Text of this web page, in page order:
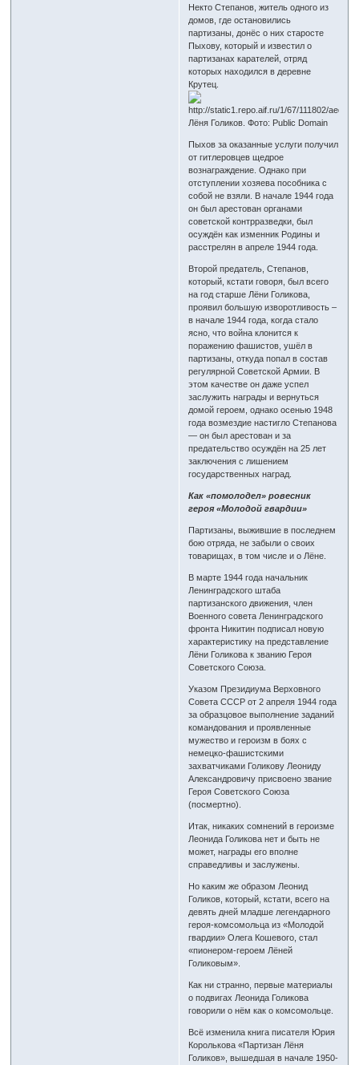
Некто Степанов, житель одного из
домов, где остановились
партизаны, донёс о них старосте
Пыхову, который и известил о
партизанах карателей, отряд
которых находился в деревне
Крутец.
Лёня Голиков. Фото: Public Domain
Пыхов за оказанные услуги получил
от гитлеровцев щедрое
вознаграждение. Однако при
отступлении хозяева пособника с
собой не взяли. В начале 1944 года
он был арестован органами
советской контрразведки, был
осуждён как изменник Родины и
расстрелян в апреле 1944 года.
Второй предатель, Степанов,
который, кстати говоря, был всего
на год старше Лёни Голикова,
проявил большую изворотливость –
в начале 1944 года, когда стало
ясно, что война клонится к
поражению фашистов, ушёл в
партизаны, откуда попал в состав
регулярной Советской Армии. В
этом качестве он даже успел
заслужить награды и вернуться
домой героем, однако осенью 1948
года возмездие настигло Степанова
— он был арестован и за
предательство осуждён на 25 лет
заключения с лишением
государственных наград.
Как «помолодел» ровесник
героя «Молодой гвардии»
Партизаны, выжившие в последнем
бою отряда, не забыли о своих
товарищах, в том числе и о Лёне.
В марте 1944 года начальник
Ленинградского штаба
партизанского движения, член
Военного совета Ленинградского
фронта Никитин подписал новую
характеристику на представление
Лёни Голикова к званию Героя
Советского Союза.
Указом Президиума Верховного
Совета СССР от 2 апреля 1944 года
за образцовое выполнение заданий
командования и проявленные
мужество и героизм в боях с
немецко-фашистскими
захватчиками Голикову Леониду
Александровичу присвоено звание
Героя Советского Союза
(посмертно).
Итак, никаких сомнений в героизме
Леонида Голикова нет и быть не
может, награды его вполне
справедливы и заслужены.
Но каким же образом Леонид
Голиков, который, кстати, всего на
девять дней младше легендарного
героя-комсомольца из «Молодой
гвардии» Олега Кошевого, стал
«пионером-героем Лёней
Голиковым».
Как ни странно, первые материалы
о подвигах Леонида Голикова
говорили о нём как о комсомольце.
Всё изменила книга писателя Юрия
Королькова «Партизан Лёня
Голиков», вышедшая в начале 1950-